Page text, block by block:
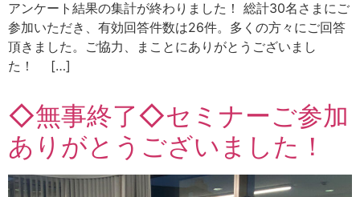
アンケート結果の集計が終わりました！ 総計30名さまにご
参加いただき、有効回答件数は26件。多くの方々にご回答
頂きました。ご協力、まことにありがとうございまし
た！ […]
◇無事終了◇セミナーご参加
ありがとうございました！